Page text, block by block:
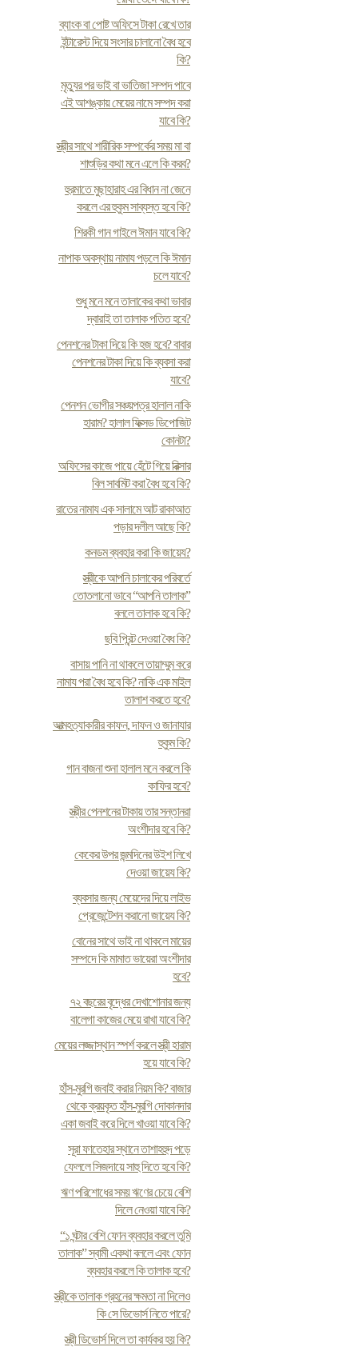
ব্যাংক বা পোষ্ট অফিসে টাকা রেখে তার
ইন্টারেস্ট দিয়ে সংসার চালানো বৈধ হবে
কি?
মৃত্যুর পর ভাই বা ভাতিজা সম্পদ পাবে
এই আশঙ্কায় মেয়ের নামে সম্পদ করা
যাবে কি?
স্ত্রীর সাথে শারীরিক সম্পর্কের সময় মা বা
শাশুড়ির কথা মনে এলে কি করব?
হুরমাতে মুছাহারাহ এর বিধান না জেনে
করলে এর হুকুম সাব্যস্ত হবে কি?
শিরকী গান গাইলে ঈমান যাবে কি?
নাপাক অবস্থায় নামায পড়লে কি ঈমান
চলে যাবে?
শুধু মনে মনে তালাকের কথা ভাবার
দ্বারাই তা তালাক পতিত হবে?
পেনশনের টাকা দিয়ে কি হজ হবে? বাবার
পেনশনের টাকা দিয়ে কি ব্যবসা করা
যাবে?
পেনশন ভোগীর সঞ্চয়পত্র হালাল নাকি
হারাম? হালাল ফিক্সড ডিপোজিট
কোনটা?
অফিসের কাজে পায়ে হেঁটে গিয়ে রিক্সার
বিল সাবমিট করা বৈধ হবে কি?
রাতের নামায এক সালামে আট রাকাআত
পড়ার দলীল আছে কি?
কনডম ব্যবহার করা কি জায়েয?
স্ত্রীকে আপনি চালাকের পরিবর্তে
তোতলানো ভাবে “আপনি তালাক”
বললে তালাক হবে কি?
ছবি প্রিন্ট দেওয়া বৈধ কি?
বাসায় পানি না থাকলে তায়াম্মুম করে
নামায পরা বৈধ হবে কি? নাকি এক মাইল
তালাশ করতে হবে?
আত্মহত্যাকারীর কাফন, দাফন ও জানাযার
হুকুম কি?
গান বাজনা শুনা হালাল মনে করলে কি
কাফির হবে?
স্ত্রীর পেনশনের টাকায় তার সন্তানরা
অংশীদার হবে কি?
কেকের উপর জন্মদিনের উইশ লিখে
দেওয়া জায়েয কি?
ব্যবসার জন্য মেয়েদের দিয়ে লাইভ
প্রেজেন্টেশন করানো জায়েয কি?
বোনের সাথে ভাই না থাকলে মায়ের
সম্পদে কি মামাত ভায়েরা অংশীদার
হবে?
৭২ বছরের বৃদ্ধের দেখাশোনার জন্য
বালেগা কাজের মেয়ে রাখা যাবে কি?
মেয়ের লজ্জাস্থান স্পর্শ করলে স্ত্রী হারাম
হয়ে যাবে কি?
হাঁস-মুরগি জবাই করার নিয়ম কি? বাজার
থেকে ক্রয়কৃত হাঁস-মুরগি দোকানদার
একা জবাই করে দিলে খাওয়া যাবে কি?
সূরা ফাতেহার স্থানে তাশাহহুদ পড়ে
ফেললে সিজদায়ে সাহু দিতে হবে কি?
ঋণ পরিশোধের সময় ঋণের চেয়ে বেশি
দিলে নেওয়া যাবে কি?
“১ ঘন্টার বেশি ফোন ব্যবহার করলে তুমি
তালাক” স্বামী একথা বললে এবং ফোন
ব্যবহার করলে কি তালাক হবে?
স্ত্রীকে তালাক গ্রহনের ক্ষমতা না দিলেও
কি সে ডিভোর্স নিতে পারে?
স্ত্রী ডিভোর্স দিলে তা কার্যকর হয় কি?